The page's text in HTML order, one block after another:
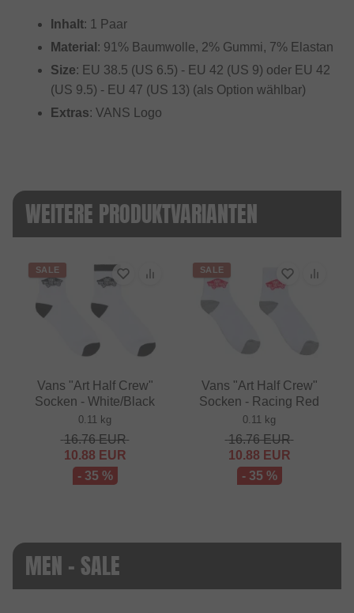
Inhalt: 1 Paar
Material : 91% Baumwolle, 2% Gummi, 7% Elastan
Size: EU 38.5 (US 6.5) - EU 42 (US 9) oder EU 42
(US 9.5) - EU 47 (US 13) (als Option wählbar)
Extras: VANS Logo
WEITERE PRODUKTVARIANTEN
SALE
Vans "Art Half Crew"
Socken - White/Black
0.11 kg
16.76EUR
10.88 EUR
- 35 %
SALE
Vans "Art Half Crew"
Socken - Racing Red
0.11 kg
16.76EUR
10.88 EUR
- 35 %
MEN - SALE